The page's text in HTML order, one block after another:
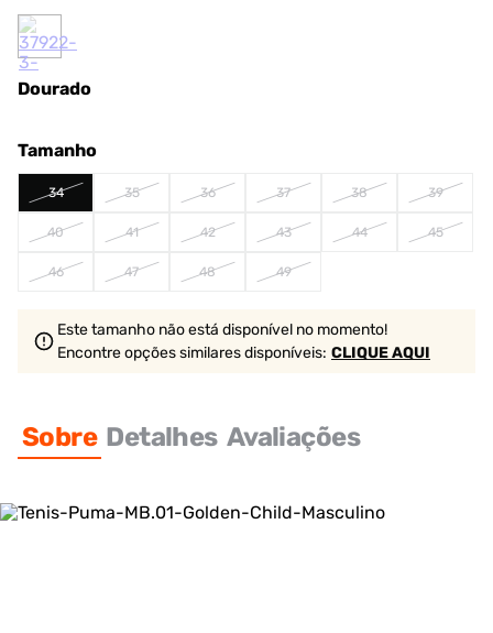
Dourado
Tamanho
34 35 36 37 38 39
40 41 42 43 44 45
46 47 48 49
Este tamanho não está disponível no momento!
Encontre opções similaresdisponíveis: CLIQUE AQUI
Sobre Detalhes Avaliações